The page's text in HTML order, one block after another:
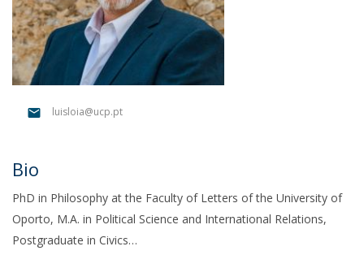
luisloia@ucp.pt
Bio
PhD in Philosophy at the Faculty of Letters of the University of
Oporto, M.A. in Political Science and International Relations,
Postgraduate in Civics